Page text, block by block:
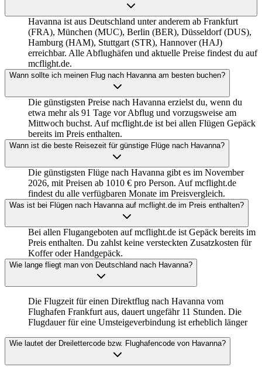
Havanna ist aus Deutschland unter anderem ab Frankfurt
(FRA), München (MUC), Berlin (BER), Düsseldorf (DUS),
Hamburg (HAM), Stuttgart (STR), Hannover (HAJ)
erreichbar. Alle Abflughäfen und aktuelle Preise findest du auf
mcflight.de.
Wann sollte ich meinen Flug nach Havanna am besten buchen?
Die günstigsten Preise nach Havanna erzielst du, wenn du
etwa mehr als 91 Tage vor Abflug und vorzugsweise am
Mittwoch buchst. Auf mcflight.de ist bei allen Flügen Gepäck
bereits im Preis enthalten.
Wann ist die beste Reisezeit für günstige Flüge nach Havanna?
Die günstigsten Flüge nach Havanna gibt es im November
2026, mit Preisen ab 1010 € pro Person. Auf mcflight.de
findest du alle verfügbaren Monate im Preisvergleich.
Was ist bei Flügen nach Havanna auf mcflight.de im Preis enthalten?
Bei allen Flugangeboten auf mcflight.de ist Gepäck bereits im
Preis enthalten. Du zahlst keine versteckten Zusatzkosten für
Koffer oder Handgepäck.
Wie lange fliegt man von Deutschland nach Havanna?
Die Flugzeit für einen Direktflug nach Havanna vom
Flughafen Frankfurt aus, dauert ungefähr 11 Stunden. Die
Flugdauer für eine Umsteigeverbindung ist erheblich länger
Wie lautet der Dreilettercode bzw. Flughafencode von Havanna?